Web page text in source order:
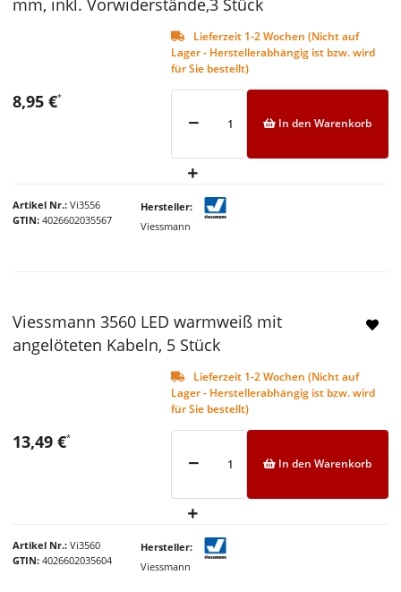
Lieferzeit 1-2 Wochen (Nicht auf
Lager - Herstellerabhängig ist bzw. wird
für Sie bestellt)
Artikel Nr. Vi3556
GTIN 4026602035567
Hersteller
Viessmann
8,95 €*
In den Warenkorb
Viessmann 3560 LED warmweiß mit
angelöteten Kabeln, 5 Stück
Lieferzeit 1-2 Wochen (Nicht auf
Lager - Herstellerabhängig ist bzw. wird
für Sie bestellt)
Artikel Nr. Vi3560
GTIN 4026602035604
Hersteller
Viessmann
13,49 €*
In den Warenkorb